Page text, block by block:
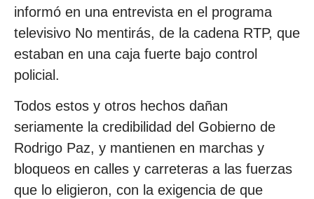
informó en una entrevista en el programa
televisivo No mentirás, de la cadena RTP, que
estaban en una caja fuerte bajo control
policial.
Todos estos y otros hechos dañan
seriamente la credibilidad del Gobierno de
Rodrigo Paz, y mantienen en marchas y
bloqueos en calles y carreteras a las fuerzas
que lo eligieron, con la exigencia de que